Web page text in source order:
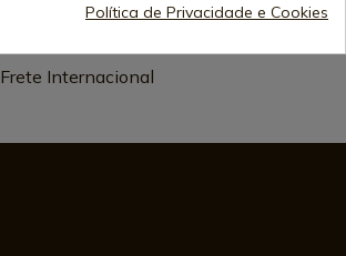
Frete Internacional
Política de Privacidade e Cookies